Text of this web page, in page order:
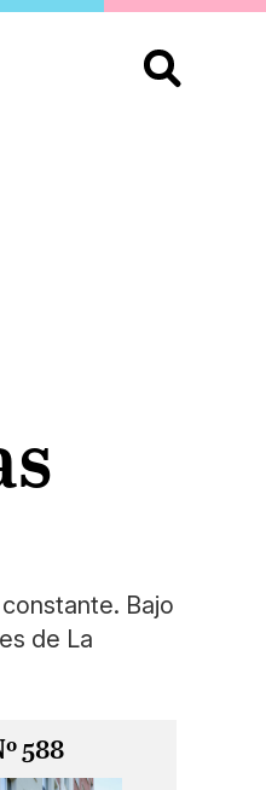
Buscar:
Bajo
de La
588